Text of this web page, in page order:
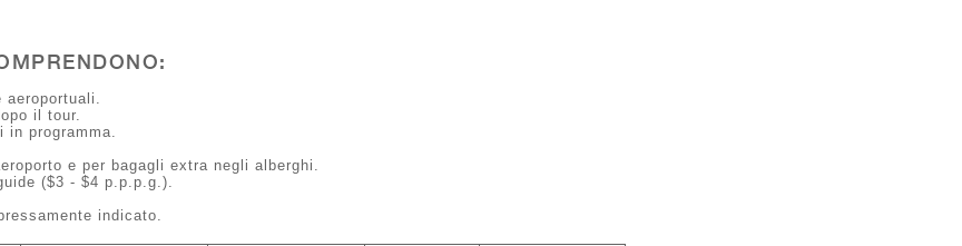
aeroportuali.
il tour.
in programma.
e per bagagli extra negli alberghi.
($3 - $4 p.p.p.g.).
indicato.